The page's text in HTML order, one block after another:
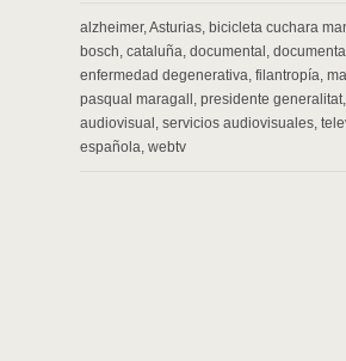
alzheimer,Asturias, bicicleta cuchara
bosch, cataluña, documental ,
enfermedad degenerativa, filantropía,
pasqual maragall , presidente generalitat,
audiovisual , servicios audiovisuales,
española, webtv